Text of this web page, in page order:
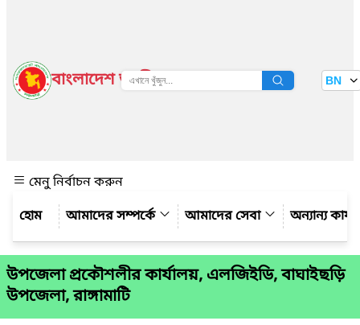
বাংলাদেশ জাতীয় তথ্য বাতায়ন BN
মেনু নির্বাচন করুন
আমাদের সম্পর্কে
আমাদের সেবা অন্যান্য
উপজেলা প্রকৌশলীর কার্যালয়, এলজিইডি, বাঘাইছড়ি
উপজেলা, রাঙ্গামাটি